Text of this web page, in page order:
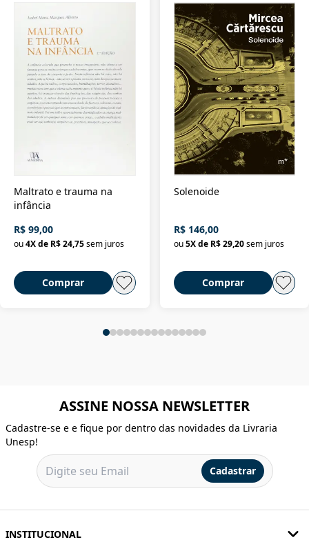
Maltrato e trauma na
infância
R$ 99,00
ou4X de R$ 24,75sem juros
Comprar
Solenoide
R$ 146,00
ou 5X de R$ 29,20 sem juros
Comprar
ASSINE NOSSA NEWSLETTER
Cadastre-se e e fique por dentro das novidades da Livraria
Unesp!
Cadastrar
INSTITUCIONAL